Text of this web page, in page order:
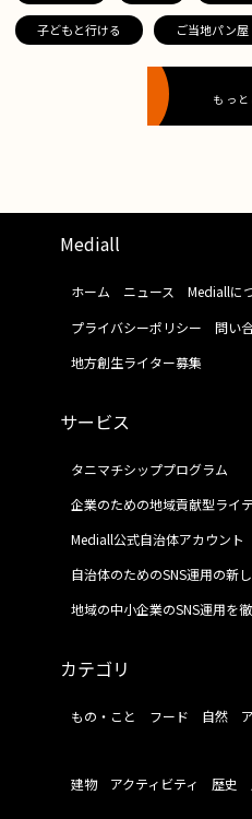
子どもと行ける ご当地パン屋
もっと
Mediall
ホーム ニュース Mediallに
プライバシーポリシー
問い
地方創生ライター募集
サービス
タニマチシッププログラム
企業のための地域貢献型ライ
Mediall公式自治体アカウント
自治体のためのSNS運用の新
地域の中小企業のSNS運用を
カテゴリ
もの・こと フード 自然
建物 アクティビティ 歴史